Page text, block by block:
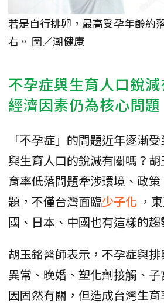
若是自行排卵，最高受孕年齡約
右。 圖／潮健康
不孕症與生育人口銳
經濟因素仍為核心問題
「不孕症」的問題近年逐漸
與生育人口的銳減有關嗎？
育率低落問題牽涉環境、政
題，不僅台灣面臨少子化 ，
國、日本、中國也有這樣的趨
胡玉銘醫師表示，不孕症與
異常、晚婚、塑化劑接觸、
因固然有關，但造成台灣生